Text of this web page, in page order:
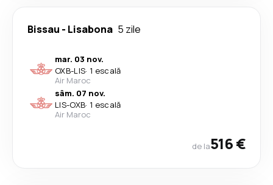
Bissau - Lisabona 5 zile
mar. 03 nov.
OXB-LIS· 1 escală
Air Maroc
sâm. 07 nov.
LIS-OXB· 1 escală
Air Maroc
de la516 €